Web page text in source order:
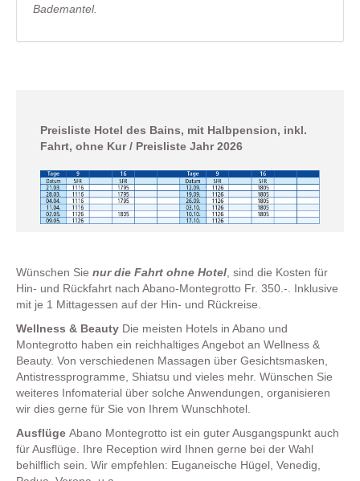
Bademantel.
Preisliste Hotel des Bains, mit Halbpension, inkl.
Fahrt, ohne Kur / Preisliste Jahr 2026
Wünschen Sie nur die Fahrt ohne Hotel , sind die Kosten für
Hin- und Rückfahrt nach Abano-Montegrotto Fr. 350.-. Inklusive
mit je 1 Mittagessen auf der Hin- und Rückreise.
Wellness & Beauty Die meisten Hotels in Abano und
Montegrotto haben ein reichhaltiges Angebot an Wellness &
Beauty. Von verschiedenen Massagen über Gesichtsmasken,
Antistressprogramme, Shiatsu und vieles mehr. Wünschen Sie
weiteres Infomaterial über solche Anwendungen, organisieren
wir dies gerne für Sie von Ihrem Wunschhotel.
Ausflüge Abano Montegrotto ist ein guter Ausgangspunkt auch
für Ausflüge. Ihre Reception wird Ihnen gerne bei der Wahl
behilflich sein. Wir empfehlen: Euganeische Hügel, Venedig,